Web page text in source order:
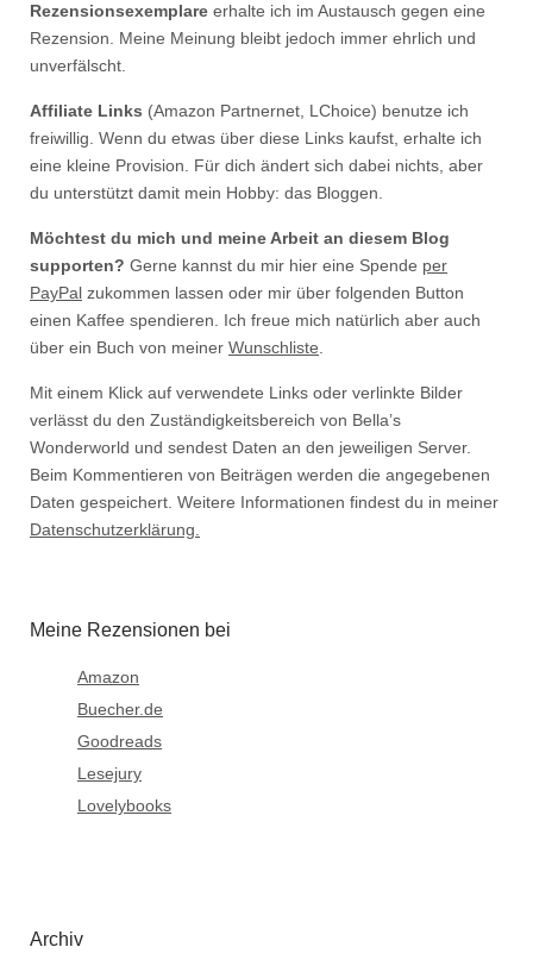
Rezensionsexemplare erhalte ich im Austausch gegen eine
Rezension. Meine Meinung bleibt jedoch immer ehrlich und
unverfälscht.
Affiliate Links (Amazon Partnernet, LChoice) benutze ich
freiwillig. Wenn du etwas über diese Links kaufst, erhalte ich
eine kleine Provision. Für dich ändert sich dabei nichts, aber
du unterstützt damit mein Hobby: das Bloggen.
Möchtest du mich und meine Arbeit an diesem Blog
supporten? Gerne kannst du mir hier eine Spende per
PayPal zukommen lassen oder mir über folgenden Button
einen Kaffee spendieren. Ich freue mich natürlich aber auch
über ein Buch von meiner Wunschliste.
Mit einem Klick auf verwendete Links oder verlinkte Bilder
verlässt du den Zuständigkeitsbereich von Bella’s
Wonderworld und sendest Daten an den jeweiligen Server.
Beim Kommentieren von Beiträgen werden die angegebenen
Daten gespeichert. Weitere Informationen findest du in meiner
Datenschutzerklärung.
Meine Rezensionen bei
Amazon
Buecher.de
Goodreads
Lesejury
Lovelybooks
Archiv